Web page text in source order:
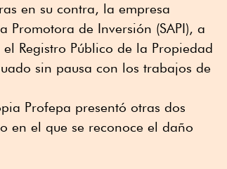
en su contra, la empresa
Promotora de Inversión (SAPI), a
Registro Público de la Propiedad
sin pausa con los trabajos de
Profepa presentó otras dos
en el que se reconoce el daño